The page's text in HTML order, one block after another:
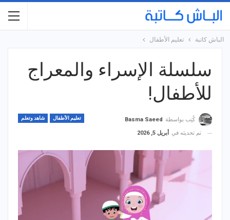
الباش كاتبة تعليم الأطفال
سلسلة الإسراء والمعراج
للأطفال!
تعليم الأطفال شاهد وتعلم كُتِب بواسطة
Basma Saeed
تم تحديثه في
أبريل 5, 2026